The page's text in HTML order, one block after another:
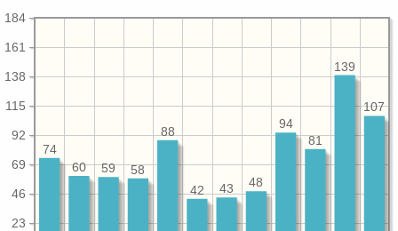
23
46
69
92
115
138
161
184
107
139
81
94
48
43
42
88
58
59
60
74